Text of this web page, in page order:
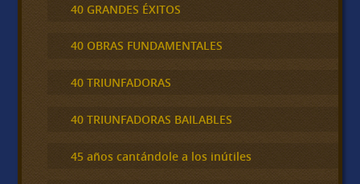
40 GRANDES ÉXITOS
40 OBRAS FUNDAMENTALES
40 TRIUNFADORAS
40 TRIUNFADORAS BAILABLES
45 años cantándole a los inútiles